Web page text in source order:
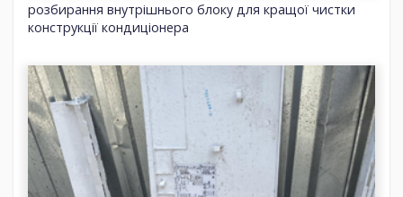
розбирання внутрішнього блоку для кращої чистки
конструкції кондиціонера